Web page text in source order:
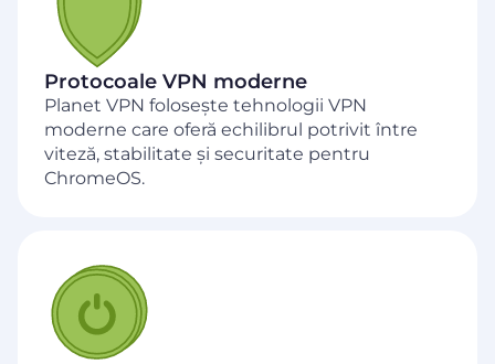
Protocoale VPN moderne
Planet VPN folosește tehnologii VPN
moderne care oferă echilibrul potrivit între
viteză, stabilitate și securitate pentru
ChromeOS.